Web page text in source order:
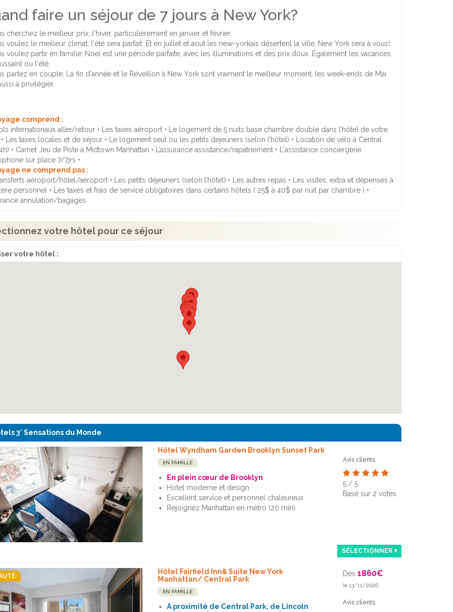
faire un séjour de 7 jours à New York?
cherchez le meilleur prix; l'hiver, particulièrement en janvier et février.
voulez le meilleur climat; l'été sera parfait. Et en juillet et aout les new-yorkais désertent la ville, New York sera à vous!
voulez partir en famille; Noel est une période parfaite, avec les illuminations et des prix doux. Également les vacances
ou l'été.
partez en couple; La fin d'année et le Réveillon à New York sont vraiment le meilleur moment, les week-ends de Mai
à privilégier.
comprend :
internationaux aller/retour • Les taxes aéroport • Le logement de 5 nuits base chambre double dans l’hôtel de votre
Les taxes locales et de séjour • Le logement seul ou les petits déjeuners (selon l’hôtel) • Location de vélo à Central
• Carnet Jeu de Piste à Midtown Manhattan • L’assurance assistance/rapatriement • L'assistance conciergerie
sur place 7/7jrs •
ne comprend pas :
aéroport/hôtel/aéroport • Les petits déjeuners (selon l’hôtel) • Les autres repas • Les visites, extra et dépenses à
personnel • Les taxes et frais de service obligatoires dans certains hôtels ( 25$ à 40$ par nuit par chambre ) •
annulation/bagages
votre hôtel pour ce séjour
votre hôtel :
3* Sensations du Monde
Hôtel Wyndham Garden Brooklyn Sunset Park
EN FAMILLE
En plein cœur de Brooklyn
Hotel moderne et design
Excellent service et personnel chaleureux
Rejoignez Manhattan en métro (20 min)
Avis clients
5/ 5
Basé sur 2 votes
SÉLECTIONNER
Hôtel Fairfield Inn& Suite New York
Manhattan/ Central Park
EN FAMILLE
A proximité de Central Park, de Lincoln
Dès 1860€
le 13/11/2026
Avis clients